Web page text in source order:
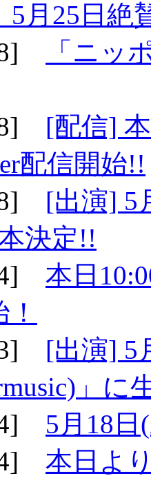
5月25日絶
「ニッ
[配信]
配信開始!!
[出演] 5
決定!!
本日
[出演] 5
」に
5月18
本日よ